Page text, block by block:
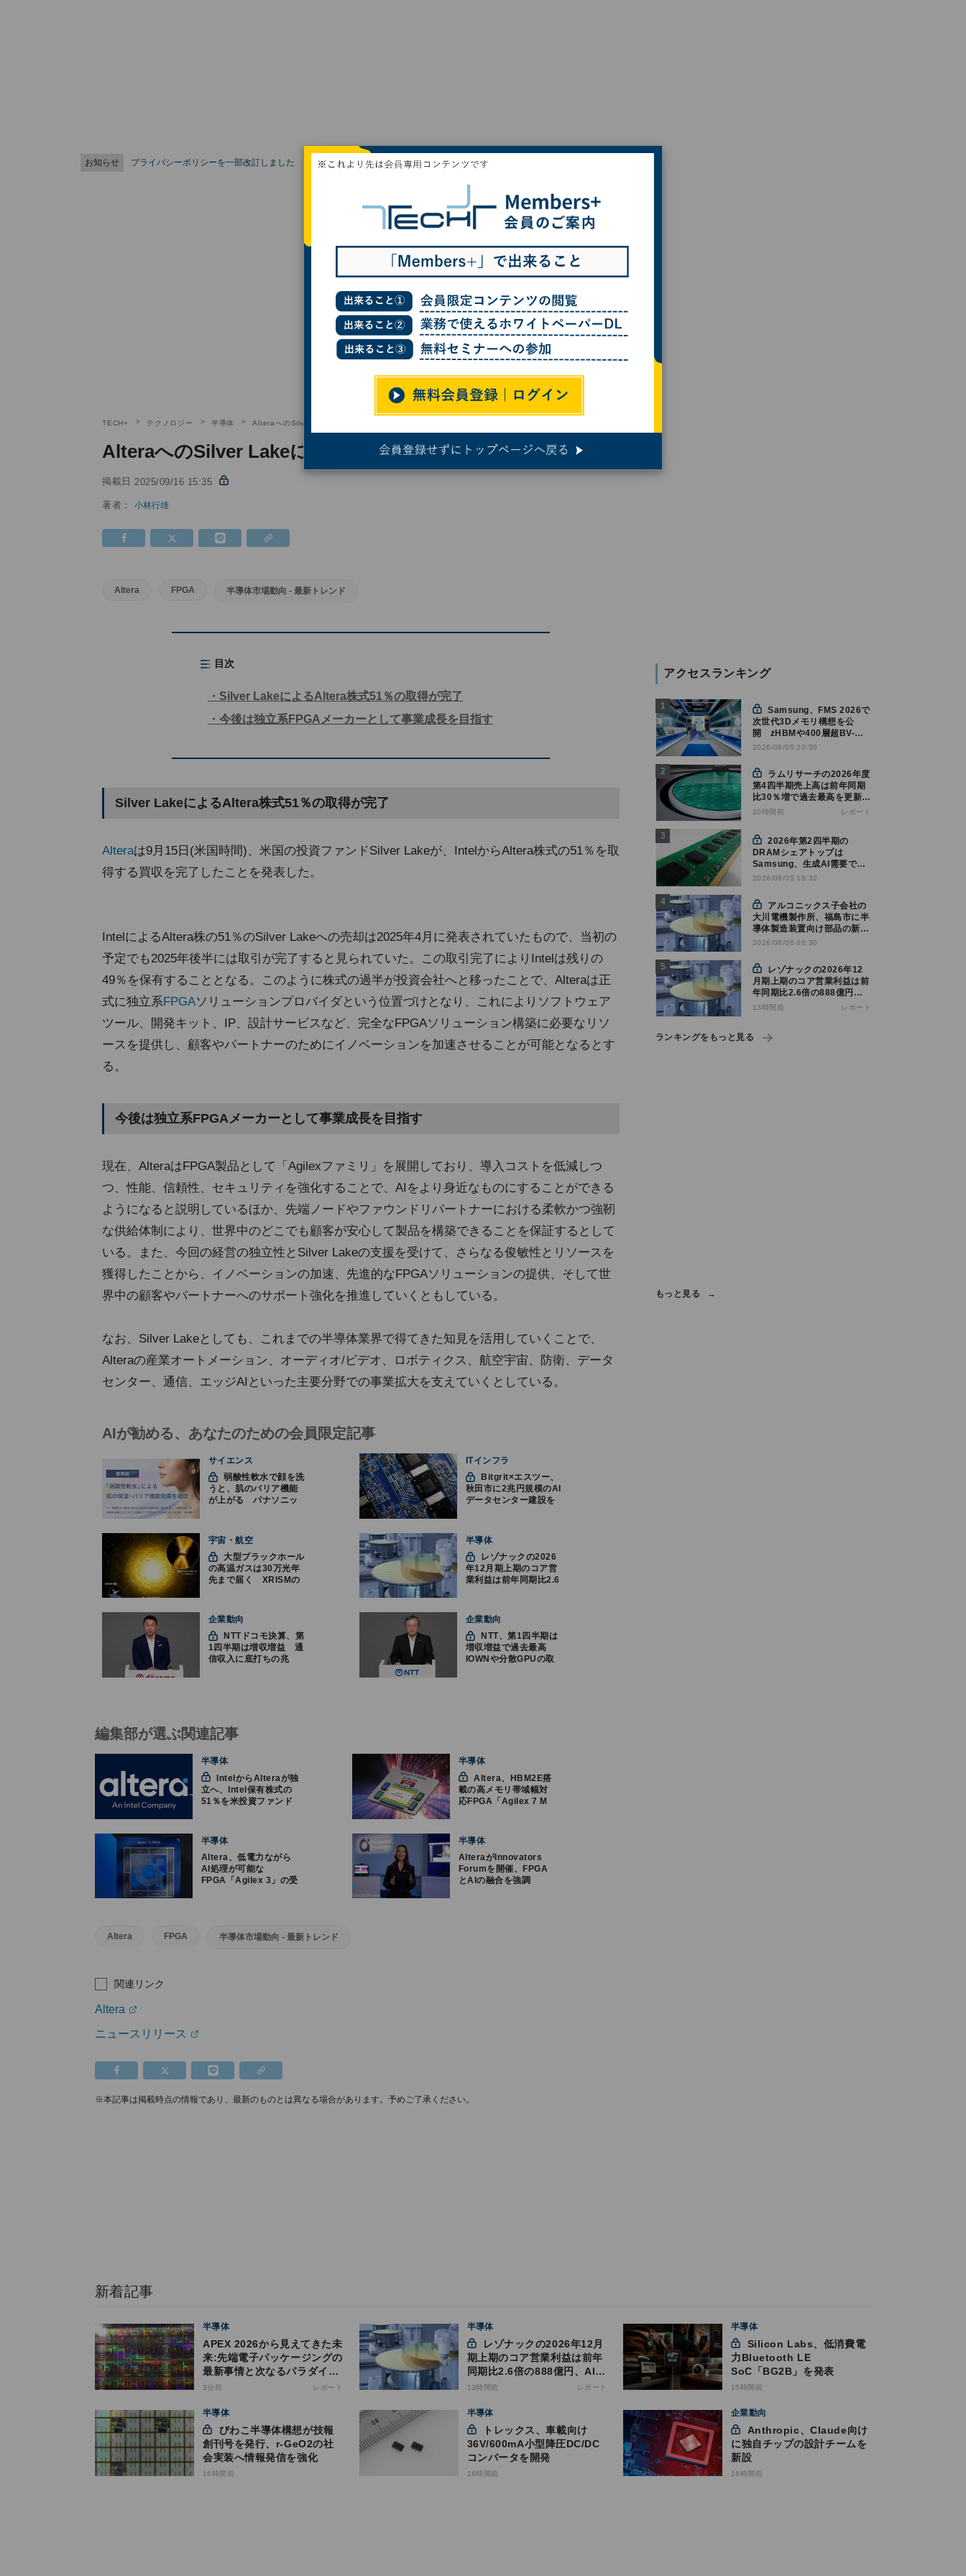
お知らせ プライバシーポリシーを一部改訂しました
TECH+ テクノロジー 半導体 AlteraへのSilver Lakeによる投資が完了、51％の株式を取得
AlteraへのSilver Lakeによる投資が完了、51％の株式を取得
掲載日 2025/09/16 15:35
著者：小林行雄
Altera FPGA 半導体市場動向 - 最新トレンド
目次
Silver LakeによるAltera株式51％の取得が完了
今後は独立系FPGAメーカーとして事業成長を目指す
Silver LakeによるAltera株式51％の取得が完了
Alteraは9月15日(米国時間)、米国の投資ファンドSilver Lakeが、IntelからAltera株式の51％を取
得する買収を完了したことを発表した。
IntelによるAltera株の51％のSilver Lakeへの売却は2025年4月に発表されていたもので、当初の
予定でも2025年後半には取引が完了すると見られていた。この取引完了によりIntelは残りの
49％を保有することとなる。このように株式の過半が投資会社へと移ったことで、Alteraは正
式に独立系FPGAソリューションプロバイダという位置づけとなり、これによりソフトウェア
ツール、開発キット、IP、設計サービスなど、完全なFPGAソリューション構築に必要なリソ
ースを提供し、顧客やパートナーのためにイノベーションを加速させることが可能となるとす
る。
今後は独立系FPGAメーカーとして事業成長を目指す
現在、AlteraはFPGA製品として「Agilexファミリ」を展開しており、導入コストを低減しつ
つ、性能、信頼性、セキュリティを強化することで、AIをより身近なものにすることができる
ようになると説明しているほか、先端ノードやファウンドリパートナーにおける柔軟かつ強靭
な供給体制により、世界中のどこでも顧客が安心して製品を構築できることを保証するとして
いる。また、今回の経営の独立性とSilver Lakeの支援を受けて、さらなる俊敏性とリソースを
獲得したことから、イノベーションの加速、先進的なFPGAソリューションの提供、そして世
界中の顧客やパートナーへのサポート強化を推進していくともしている。
なお、Silver Lakeとしても、これまでの半導体業界で得てきた知見を活用していくことで、
Alteraの産業オートメーション、オーディオ/ビデオ、ロボティクス、航空宇宙、防衛、データ
センター、通信、エッジAIといった主要分野での事業拡大を支えていくとしている。
AIが勧める、あなたのための会員限定記事
サイエンス
弱酸性軟水で顔を洗
うと、肌のバリア機能
が上がる パナソニッ
ITインフラ
秋田市に2兆円規模のAI
データセンター建設を
宇宙・航空
大型ブラックホール
の高温ガスは30万光年
先まで届く XRISMの
半導体
年12月期上期のコア営
業利益は前年同期比2.6
企業動向
1四半期は増収増益 通
信収入に底打ちの兆
企業動向
増収増益で過去最高
IOWNや分散GPUの取
アクセスランキング
Samsung、FMS 2026で
次世代3Dメモリ構想を公
開 zHBMや400層超BV-
NANDを披露
2026/08/05 20:50
第4四半期売上高は前年同期
比30％増で過去最高を更新、
NAND関連が好調
20時間前 レポート
2026年第2四半期の
DRAMシェアトップは
Samsung、生成AI需要で競
争構図に変化
2026/08/05 18:32
大川電機製作所、福島市に半
導体製造装置向け部品の新工
場建設を決定
2026/08/06 06:30
月期上期のコア営業利益は前
年同期比2.6倍の888億円、
AI向け半導体材料が好調
13時間前 レポート
ランキングをもっと見る
もっと見る
編集部が選ぶ関連記事
半導体
立へ、Intel保有株式の
51％を米投資ファンド
半導体
Altera、HBM2E搭
載の高メモリ帯域幅対
応FPGA「Agilex 7 M
半導体
Altera、低電力ながら
AI処理が可能な
FPGA「Agilex 3」の受
半導体
AlteraがInnovators
Forumを開催、FPGA
とAIの融合を強調
Altera FPGA 半導体市場動向 - 最新トレンド
関連リンク
Altera
ニュースリリース
※本記事は掲載時点の情報であり、最新のものとは異なる場合があります。予めご了承ください。
新着記事
半導体
APEX 2026から見えてきた未
来:先端電子パッケージングの
最新事情と次なるパラダイム
シフト
3分前 レポート
半導体
期上期のコア営業利益は前年
同期比2.6倍の888億円、AI向
け半導体材料が好調
13時間前 レポート
半導体
力Bluetooth LE
SoC「BG2B」を発表
15時間前
半導体
創刊号を発行、r-GeO2の社
会実装へ情報発信を強化
16時間前
半導体
36V/600mA小型降圧DC/DC
コンバータを開発
16時間前
企業動向
に独自チップの設計チームを
新設
18時間前